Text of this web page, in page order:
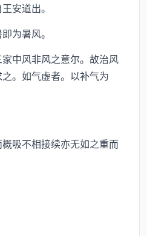
安道出。
为暑风。
中风非风之意尔。故治风
。如气虚者。以补气为
吸不相接续亦无如之重而